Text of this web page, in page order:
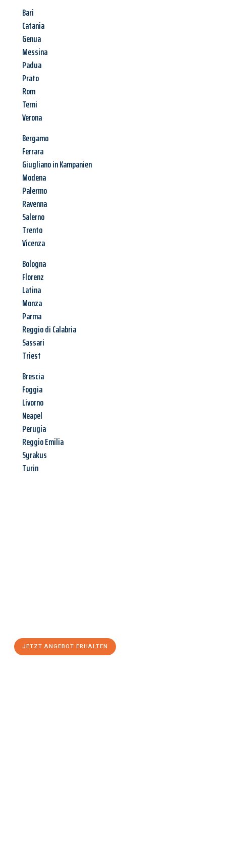
Bari
Catania
Genua
Messina
Padua
Prato
Rom
Terni
Verona
Bergamo
Ferrara
Giugliano in Kampanien
Modena
Palermo
Ravenna
Salerno
Trento
Vicenza
Bologna
Florenz
Latina
Monza
Parma
Reggio di Calabria
Sassari
Triest
Brescia
Foggia
Livorno
Neapel
Perugia
Reggio Emilia
Syrakus
Turin
JETZT ANGEBOT ERHALTEN